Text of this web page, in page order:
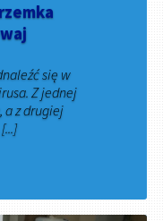
się w
Z jednej
a z drugiej